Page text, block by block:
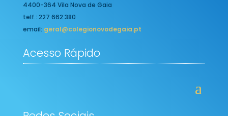
4400-364 Vila Nova de Gaia
telf.: 227 662 380
email: geral@colegionovodegaia.pt
Acesso Rápido